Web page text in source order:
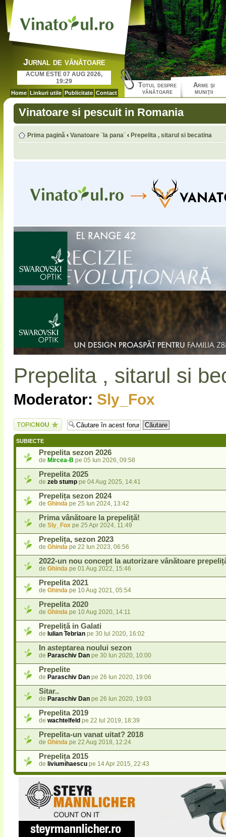
Jurnal de vânătoare
ACUM ESTE 07 AUG 2026,
19:29
Home Linkuri utile Publicitate Contact
Totul despre
vânătoare
Arme şi
muniţii
Vinatoare si pescuit in Romania
Prima pagină ‹ Vanatoare ¨la pana¨ ‹ Prepelita , sitarul si becatina
Prepelita , sitarul si
Moderator: Sly_Fox
Scrie un subiect
nou
SUBIECTE
Prepelita sezon 2026
de Mircea-B pe 05 Iun 2026, 09:58
Prepelita 2025
de zeb stump pe 04 Aug 2025, 14:41
Prepelița sezon 2024
de Ghinda pe 25 Iun 2024, 13:42
Prima vânătoare la prepeliță!
de Sly_Fox pe 25 Apr 2024, 11:49
Prepelița, sezon 2023
de Ghinda pe 22 Iun 2023, 06:56
2022-un nou concept la autorizare vânătoare
de Ghinda pe 01 Aug 2022, 15:46
Prepelita 2021
de Ghinda pe 10 Aug 2021, 05:54
Prepelita 2020
de Ghinda pe 10 Aug 2020, 14:11
Prepeliță in Galati
de Iulian Tebrian pe 30 Iul 2020, 16:02
In asteptarea noului sezon
de Paraschiv Dan pe 30 Iun 2020, 10:00
Prepelite
de Paraschiv Dan pe 26 Iun 2020, 19:06
Sitar..
de Paraschiv Dan pe 26 Iun 2020, 19:03
Prepelita 2019
de wachtelfeld pe 22 Iul 2019, 18:39
Prepelita-un vanat uitat? 2018
de Ghinda pe 22 Aug 2018, 12:24
Prepelița 2015
de liviumihaescu pe 14 Apr 2015, 22:43